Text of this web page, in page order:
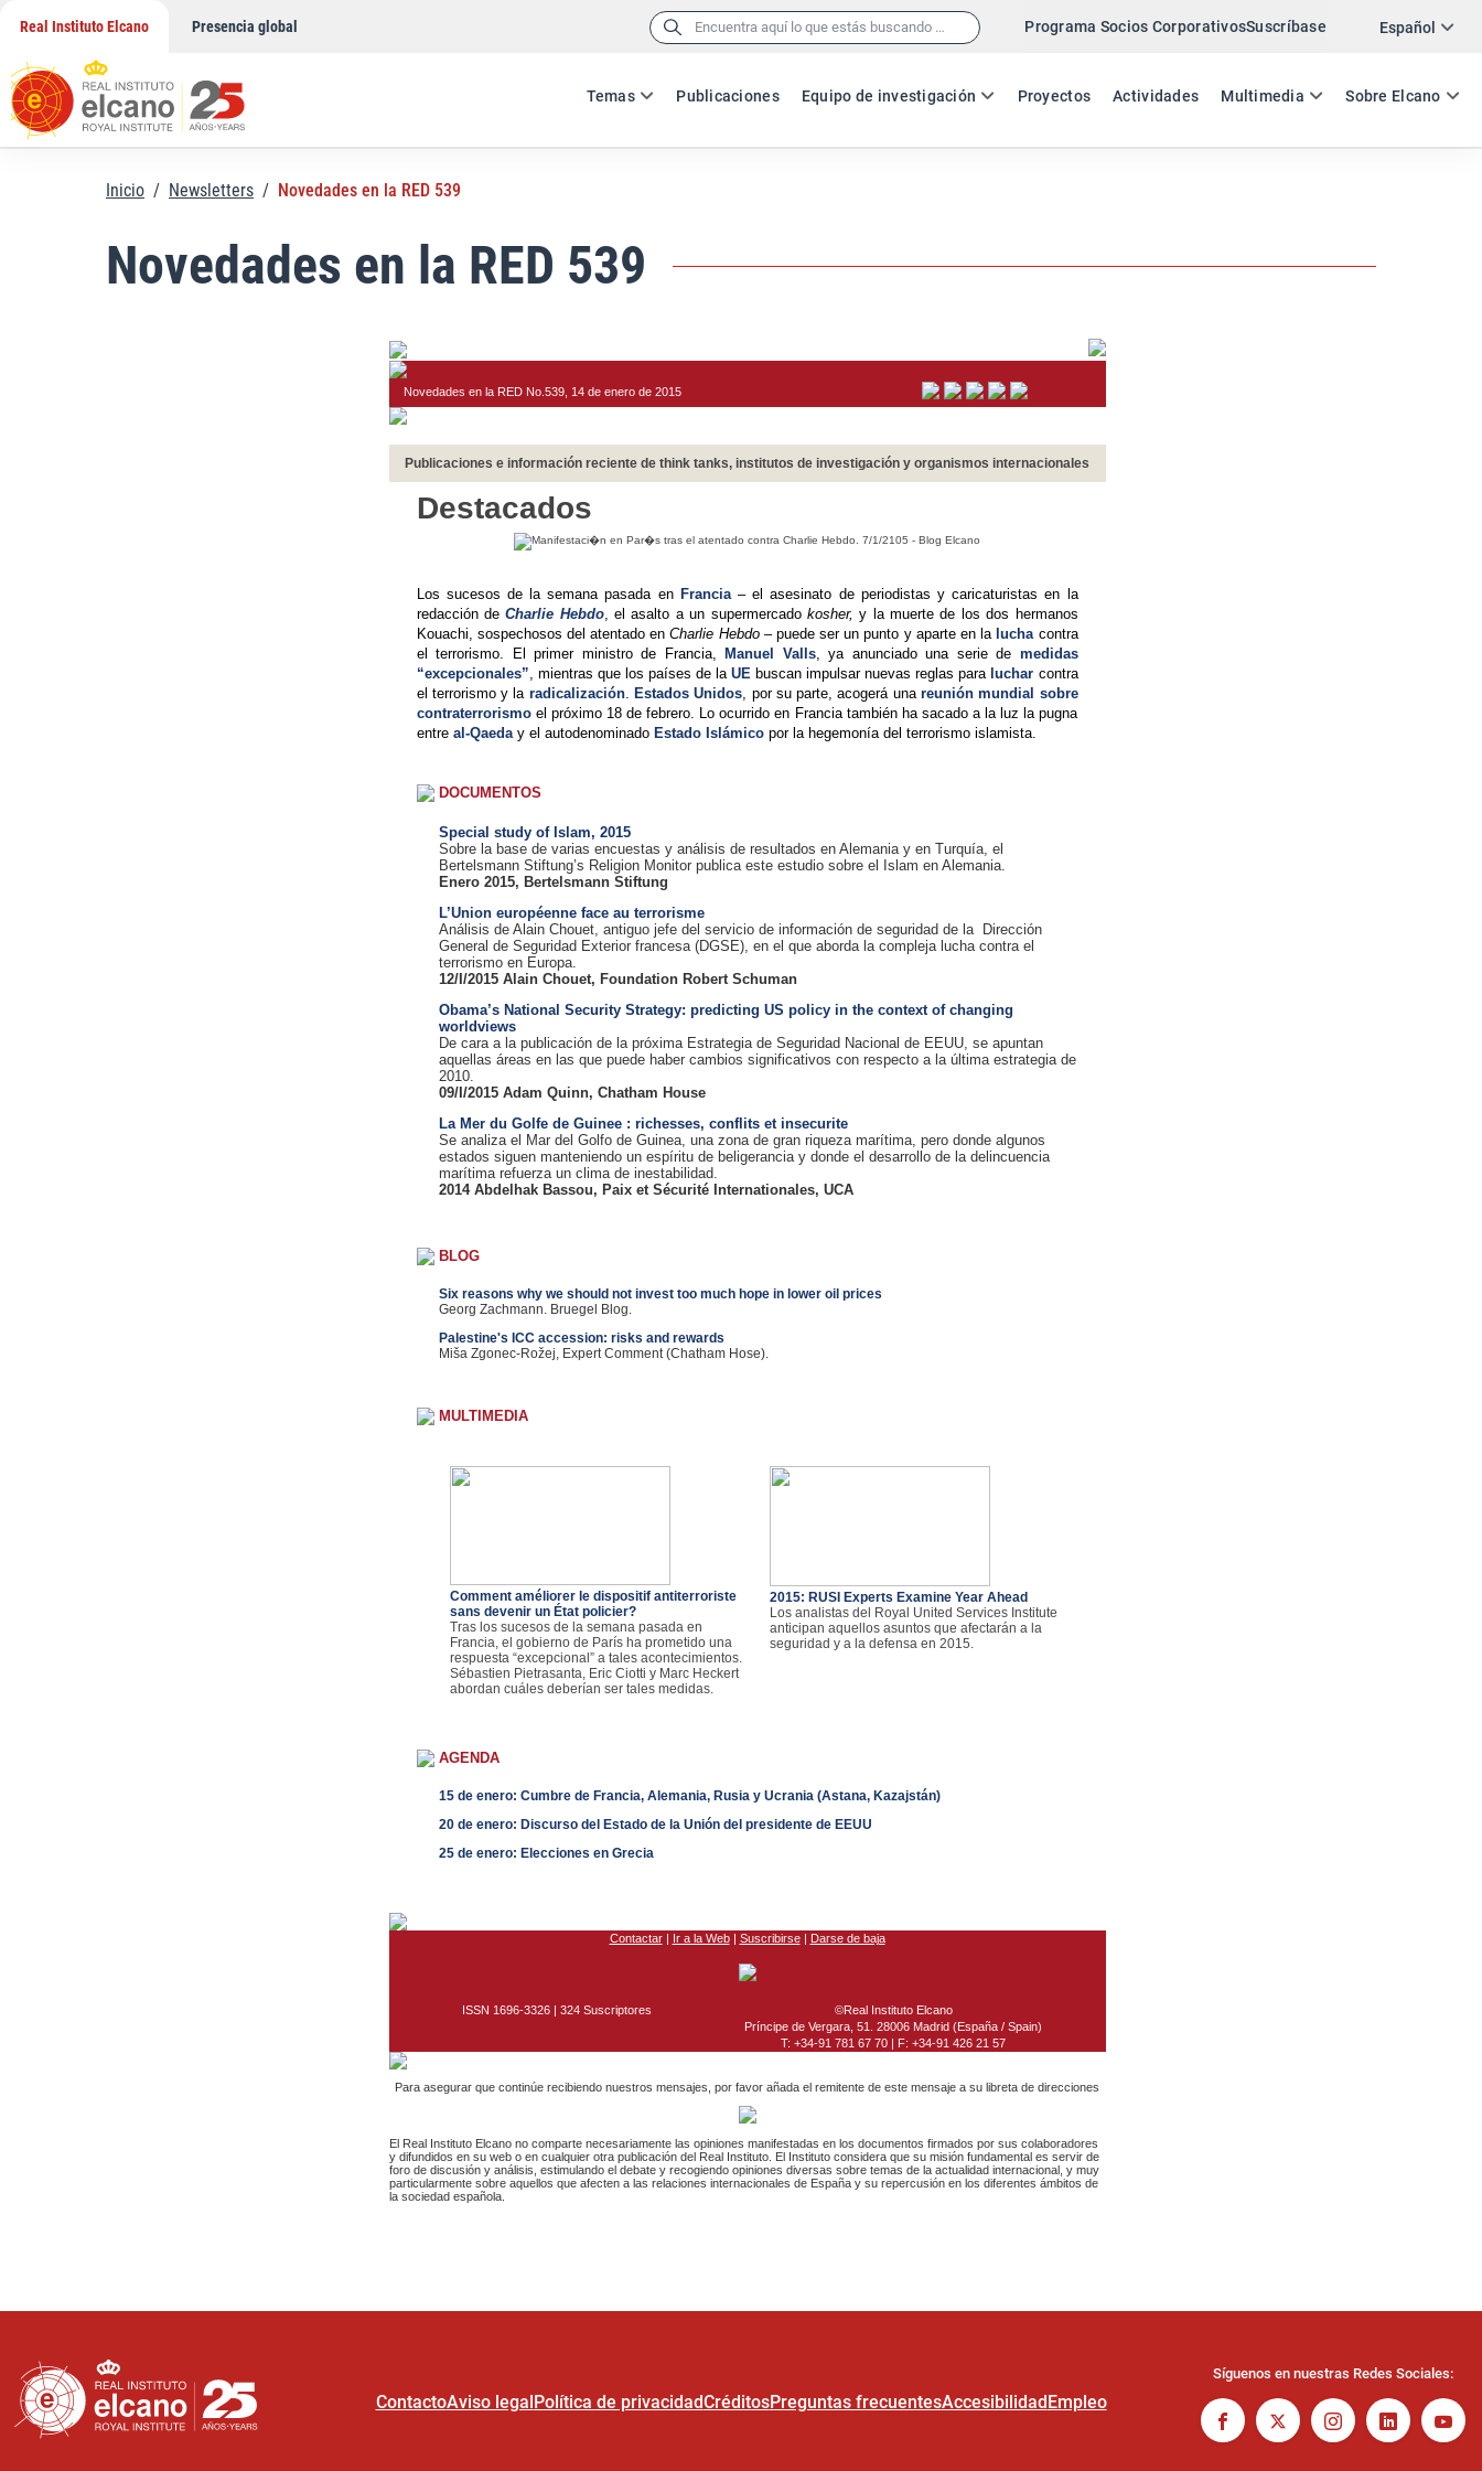
contenido
Real Instituto Elcano Presencia global Buscar: Programa Socios CorporativosSuscríbase Español
ES EN
Temas Publicaciones Equipo de investigación Proyectos Actividades Multimedia Sobre Elcano
Twitter
Inicio / Newsletters / Novedades en la RED 539
Novedades en la RED 539
ContactoAviso legalPolítica de privacidadCréditosPreguntas frecuentesAccesibilidadEmpleo
Síguenos en nuestras Redes Sociales: